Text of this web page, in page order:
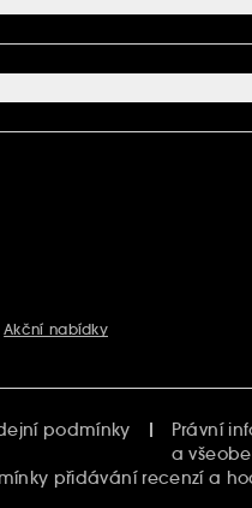
Akční nabídky
podmínky
Právní
a
přidávání recenzí a